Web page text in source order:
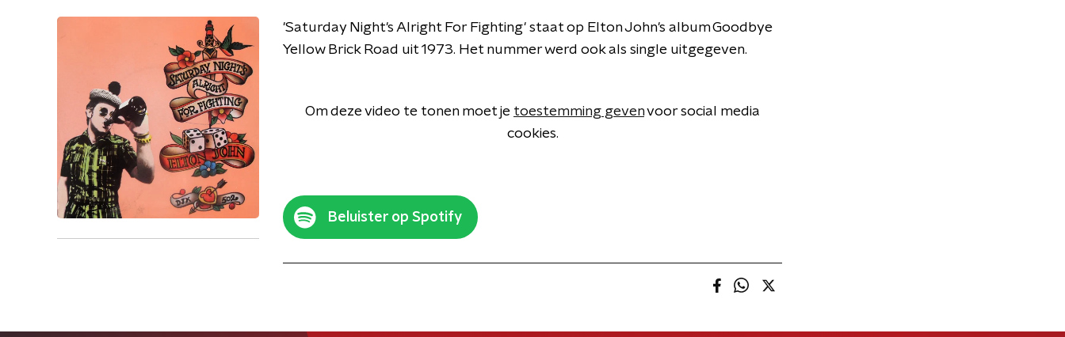
'Saturday Night's Alright For Fighting' staat op Elton John's album Goodbye
Yellow Brick Road uit 1973. Het nummer werd ook als single uitgegeven.
Om deze video te tonen moet je toestemming gevenvoor social media
cookies.
Beluister op Spotify